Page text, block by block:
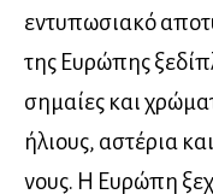
εντυπωσιακό
της Ευρώπης
σημαίες και
ήλιους, αστέρια
νους. Η Ευρώπη